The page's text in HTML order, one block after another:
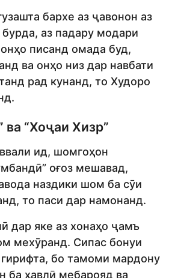
бархе аз ҷавонон аз
аз падару модари
писанд омада буд,
ва онҳо низ дар навбати
рад кунанд, то Худоро
ва “Хоҷаи Хизр”
ид, шомгоҳон
оғоз мешавад,
наздики шом ба сӯи
то паси дар намонанд.
дар яке аз хонаҳо ҷамъ
мехӯранд. Сипас бонуи
бо тамоми мардону
ба ҳавлӣ мебарояд ва